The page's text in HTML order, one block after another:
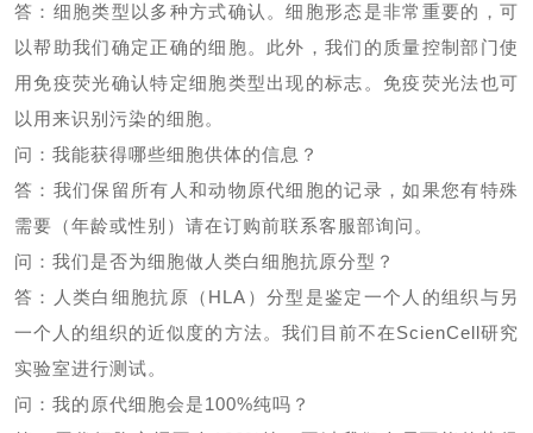
答：细胞类型以多种方式确认。细胞形态是非常重要的，可
以帮助我们确定正确的细胞。此外，我们的质量控制部门使
用免疫荧光确认特定细胞类型出现的标志。免疫荧光法也可
以用来识别污染的细胞。
问：我能获得哪些细胞供体的信息？
答：我们保留所有人和动物原代细胞的记录，如果您有特殊
需要（年龄或性别）请在订购前联系客服部询问。
问：我们是否为细胞做人类白细胞抗原分型？
答：人类白细胞抗原（ HLA ）分型是鉴定一个人的组织与另
一个人的组织的近似度的方法。我们目前不在ScienCell研究
实验室进行测试。
问：我的原代细胞会是100%纯吗？